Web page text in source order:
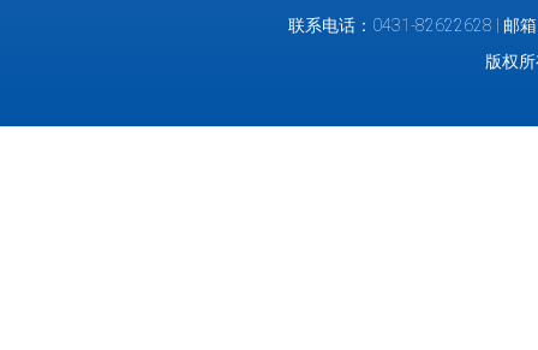
联系电话：0431-82622628 | 邮
版权